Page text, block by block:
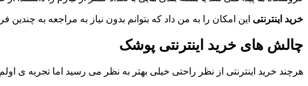
خرید اینترنتی این امکان را به من داد که بتوانم بدون نیاز به مراجعه به
چالش های خرید اینترنتی پوشک
هرچند خرید اینترنتی از نظر راحتی خیلی بهتر به نظر می رسید اما تجربه